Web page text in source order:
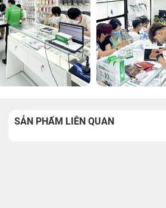
SẢN PHẨM LIÊN QUAN